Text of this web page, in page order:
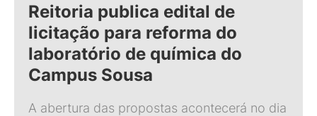
Reitoria publica edital de
licitação para reforma do
laboratório de química do
Campus Sousa
A abertura das propostas acontecerá no dia